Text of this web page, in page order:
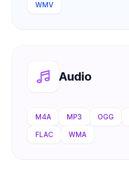
WMV
Audio
M4A MP3 OGG
FLAC WMA